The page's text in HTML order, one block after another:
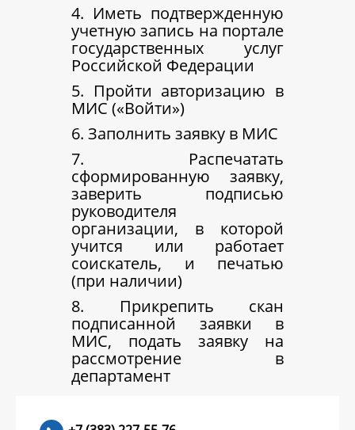
4. Иметь подтвержденную
учетную запись на портале
государственных услуг
Российской Федерации
5. Пройти авторизацию в
МИС («Войти»)
6. Заполнить заявку в МИС
7. Распечатать
сформированную заявку,
заверить подписью
руководителя
организации, в которой
учится или работает
соискатель, и печатью
(при наличии)
8. Прикрепить скан
подписанной заявки в
МИС, подать заявку на
рассмотрение в
департамент